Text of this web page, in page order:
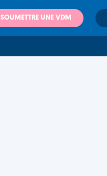
SOUMETTRE UNE VDM